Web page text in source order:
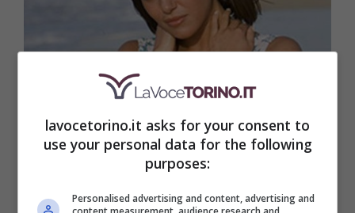
Bianca Guaccero – lavocetorino.it
Tra i ruoli che l’hanno resa celebre, si
lavocetorino.it asks for your consent to
use your personal data for the following
purposes:
Personalised advertising and content, advertising and